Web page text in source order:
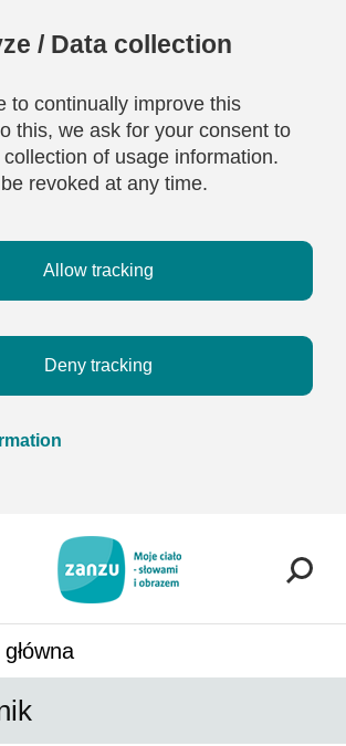
/ Data collection
to continually improve this
this, we ask for your consent to
of usage information.
revoked at any time.
Allow tracking
Deny tracking